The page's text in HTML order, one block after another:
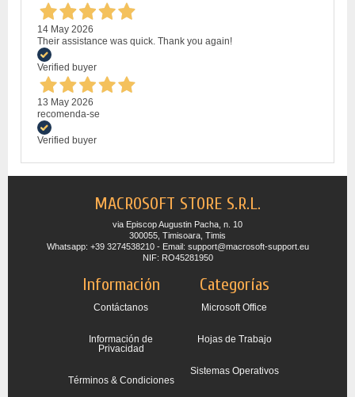
14 May 2026
Their assistance was quick. Thank you again!
Verified buyer
13 May 2026
recomenda-se
Verified buyer
MACROSOFT STORE S.R.L.
via Episcop Augustin Pacha, n. 10
300055, Timisoara, Timis
Whatsapp: +39 3274538210 - Email: support@macrosoft-support.eu
NIF: RO45281950
Información
Contáctanos
Información de
Privacidad
Términos & Condiciones
Categorías
Microsoft Office
Hojas de Trabajo
Sistemas Operativos